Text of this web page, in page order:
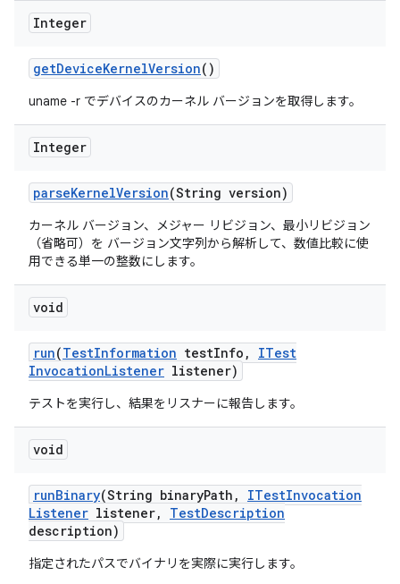
Integer
getDeviceKernelVersion()
uname -r でデバイスのカーネル バージョンを取得します。
Integer
parseKernelVersion(String version)
カーネル バージョン、メジャー リビジョン、最小リビジョン
（省略可）を バージョン文字列から解析して、数値比較に使
用できる単一の整数にします。
void
run(TestInformation testInfo ,
ITest
InvocationListener listener)
テストを実行し、結果をリスナーに報告します。
void
runBinary(String binaryPath , ITestInvocation
Listener listener, TestDescription
description)
指定されたパスでバイナリを実際に実行します。